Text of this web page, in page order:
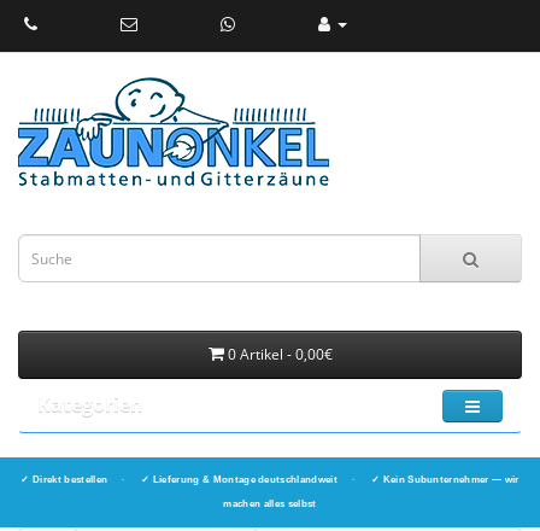
0 Artikel - 0,00€
Kategorien
✓ Direkt bestellen · ✓ Lieferung & Montage deutschlandweit · ✓ Kein Subunternehmer — wir
machen alles selbst